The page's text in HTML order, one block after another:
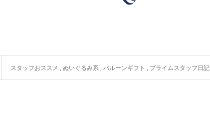
スタッフおススメ ,ぬいぐるみ系 ,バルーンギフト , プライムスタッフ日記